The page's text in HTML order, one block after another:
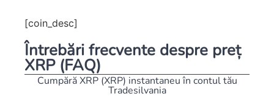
[coin_desc]
Întrebări frecvente despre preț
XRP (FAQ)
Cumpără XRP (XRP) instantaneu în contul tău
Tradesilvania